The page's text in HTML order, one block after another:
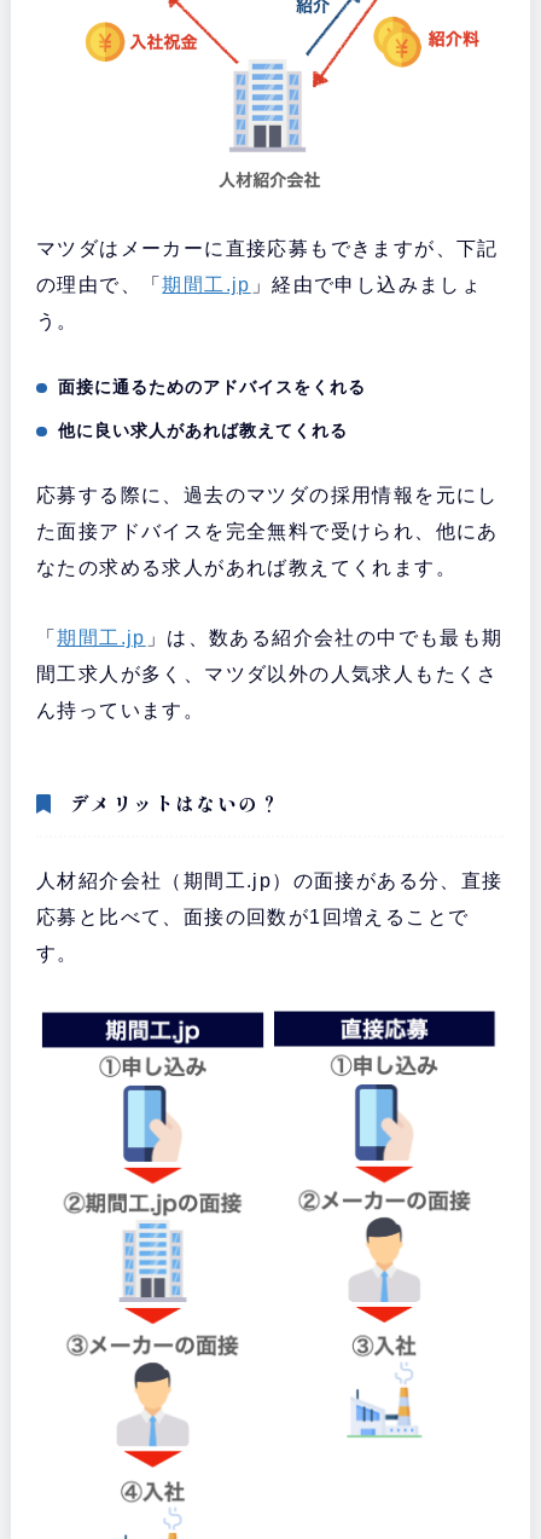
マツダはメーカーに直接応募もできますが、下記
の理由で、「期間工.jp 」経由で申し込みましょ
う。
面接に通るためのアドバイスをくれる
他に良い求人があれば教えてくれる
応募する際に、過去のマツダの採用情報を元にし
た面接アドバイスを完全無料で受けられ、他にあ
なたの求める求人があれば教えてくれます。
「期間工.jp 」は、数ある紹介会社の中でも最も期
間工求人が多く、マツダ以外の人気求人もたくさ
ん持っています。
デメリットはないの？
人材紹介会社（期間工.jp）の面接がある分、直接
応募と比べて、面接の回数が1回増えることで
す。